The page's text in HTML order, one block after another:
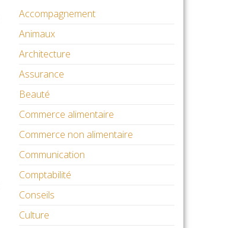
Accompagnement
Animaux
Architecture
Assurance
Beauté
Commerce alimentaire
Commerce non alimentaire
Communication
Comptabilité
Conseils
Culture